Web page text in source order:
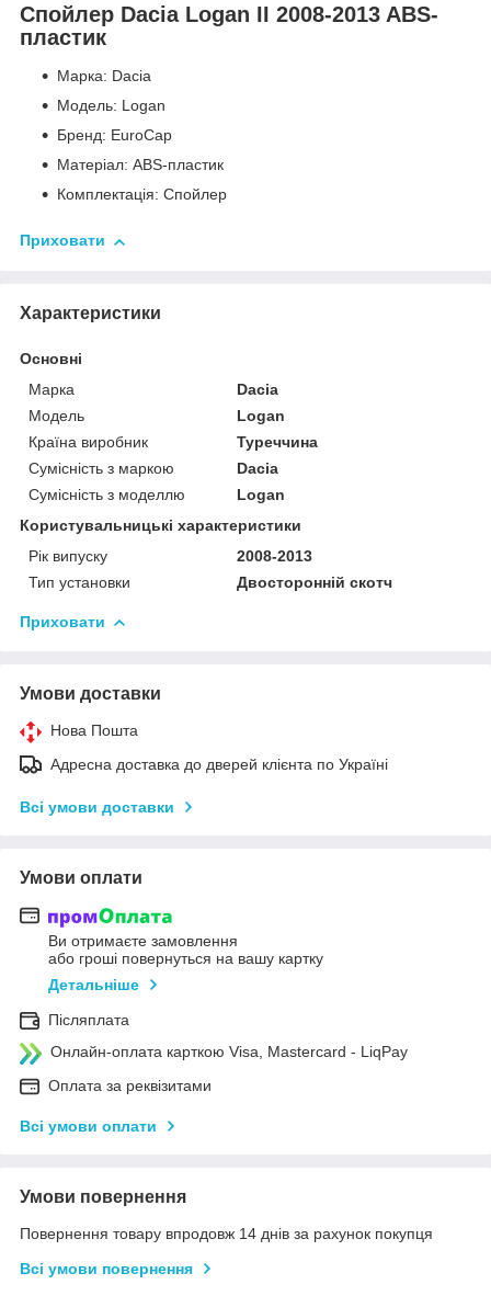
Спойлер Dacia Logan II 2008-2013 ABS-
пластик
Марка: Dacia
Модель: Logan
Бренд: EuroCap
Матеріал: ABS-пластик
Комплектація: Спойлер
Приховати
Характеристики
Основні
Марка
Dacia
Модель
Logan
Країна виробник
Туреччина
Сумісність з маркою
Dacia
Сумісність з моделлю
Logan
Користувальницькі характеристики
Рік випуску
2008-2013
Тип установки
Двосторонній скотч
Приховати
Умови доставки
Нова Пошта
Адресна доставка до дверей клієнта по Україні
Всі умови доставки
Умови оплати
Ви отримаєте замовлення
або гроші повернуться на вашу картку
Детальніше
Післяплата
Онлайн-оплата карткою Visa, Mastercard - LiqPay
Оплата за реквізитами
Всі умови оплати
Умови повернення
Повернення товару впродовж 14 днів за рахунок покупця
Всі умови повернення